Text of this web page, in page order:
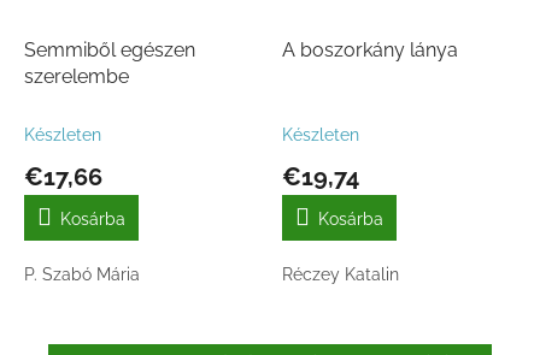
Semmiből egészen
szerelembe
Készleten
€17,66
Kosárba
P. Szabó Mária
A boszorkány lánya
Készleten
€19,74
Kosárba
Réczey Katalin